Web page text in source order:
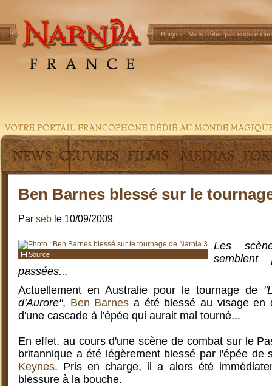
Bonjour !Vous n'êtes pas encore
Ben Barnes blessé sur le
Par seb le 10/09/2009
Source
Les
passées...
Actuellement en Australie pour le tournage de
d'Aurore", Ben Barnes a été blessé au visage en
d'une cascade à l'épée qui aurait mal tourné...
En effet, au cours d'une scène de combat sur le
britannique a été légèrement blessé par l'épée de
Keynes. Pris en charge, il a alors été
blessure à la bouche.